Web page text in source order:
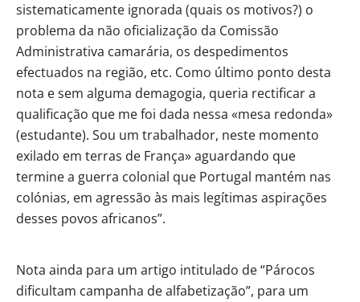
sistematicamente ignorada (quais os motivos?) o
problema da não oficialização da Comissão
Administrativa camarária, os despedimentos
efectuados na região, etc. Como último ponto desta
nota e sem alguma demagogia, queria rectificar a
qualificação que me foi dada nessa «mesa redonda»
(estudante). Sou um trabalhador, neste momento
exilado em terras de França» aguardando que
termine a guerra colonial que Portugal mantém nas
colónias, em agressão às mais legítimas aspirações
desses povos africanos”.
Nota ainda para um artigo intitulado de “Párocos
dificultam campanha de alfabetização”, para um